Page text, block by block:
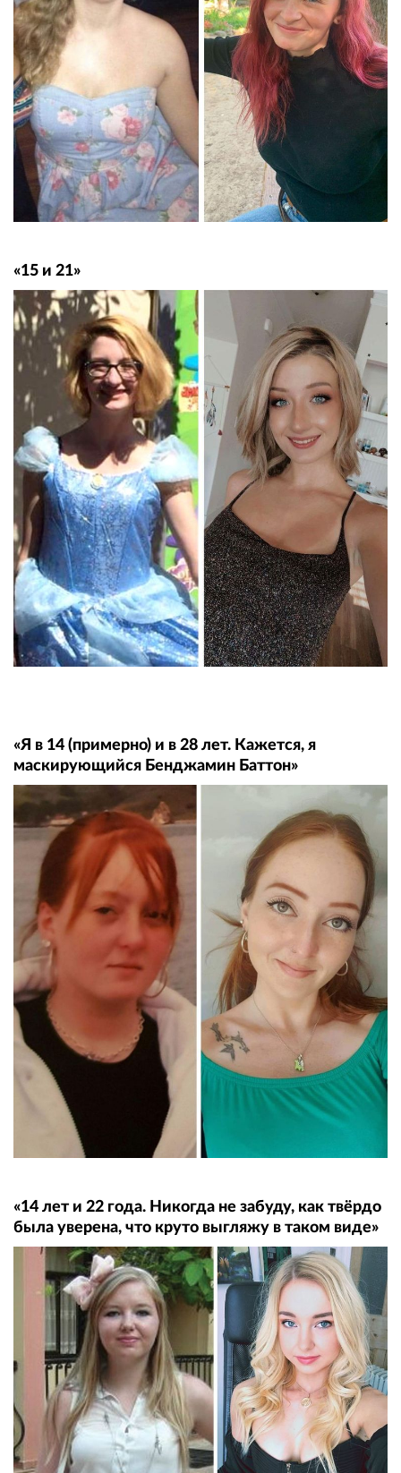
«15 и 21»
«Я в 14 (примерно) и в 28 лет. Кажется, я
маскирующийся Бенджамин Баттон»
«14 лет и 22 года. Никогда не забуду, как твёрдо
была уверена, что круто выгляжу в таком виде»